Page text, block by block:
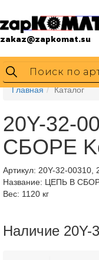
zakaz@zapkomat.su
Главная Каталог
20Y-32-
СБОРЕ
Артикул: 20Y-32-00310,
Название: ЦЕПЬ В
Вес: 1120 кг
Наличие 20Y-